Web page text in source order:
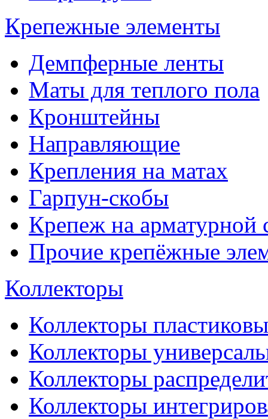
Крепежные элементы
Демпферные ленты
Маты для теплого пола
Кронштейны
Направляющие
Крепления на матах
Гарпун-скобы
Крепеж на арматурной
Прочие крепёжные
Коллекторы
Коллекторы
Коллекторы
Коллекторы
Коллекторы